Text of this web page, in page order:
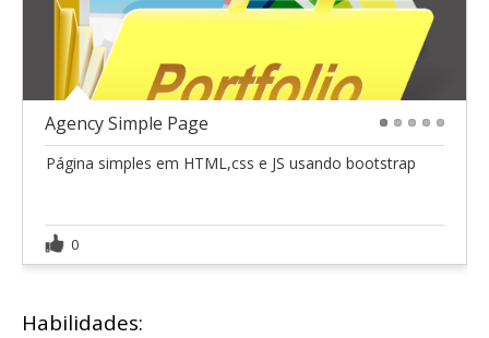
Agency Simple Page
Página simples em HTML,css e JS usando bootstrap
0
Habilidades: